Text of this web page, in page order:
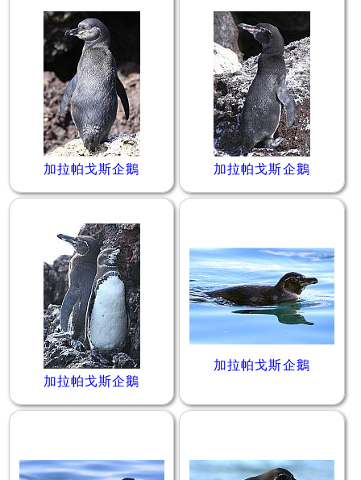
加拉帕戈斯企鵝 加拉帕戈斯企鵝
加拉帕戈斯企鵝
加拉帕戈斯企鵝